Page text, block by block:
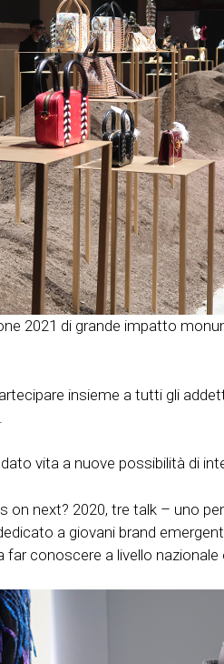
2021 di grande impatto
insieme a tutti gli
vita a nuove possibilità di
next? 2020, tre talk – uno
a giovani brand
conoscere a livello nazionale